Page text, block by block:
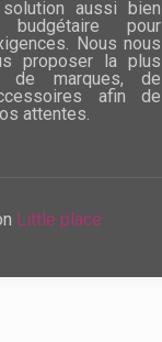
aussi bien
pour
Nous nous
proposer la plus
de marques, de
afin de
attentes.
Little place